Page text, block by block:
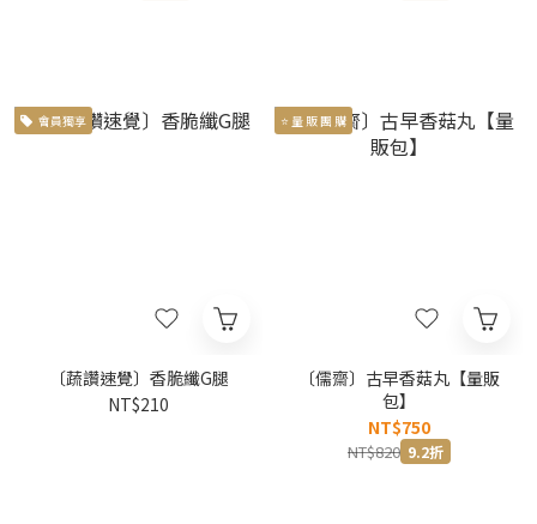
會員獨享
〔蔬讚速覺〕香脆纖G腿
NT$210
⭐ 量 販 團 購
〔儒齋〕古早香菇丸【量販
包】
NT$750
NT$820 9.2折